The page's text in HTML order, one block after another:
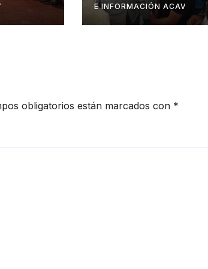
Barinas
E INFORMACIÓN ACAV
obligatorios están marcados con *